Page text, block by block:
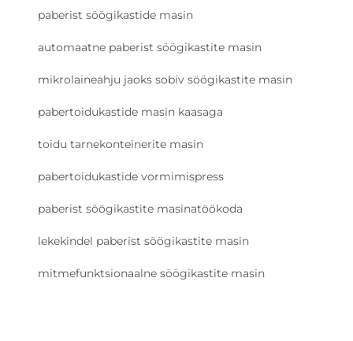
paberist söögikastide masin
automaatne paberist söögikastite masin
mikrolaineahju jaoks sobiv söögikastite masin
pabertoidukastide masin kaasaga
toidu tarnekonteinerite masin
pabertoidukastide vormimispress
paberist söögikastite masinatöökoda
lekekindel paberist söögikastite masin
mitmefunktsionaalne söögikastite masin